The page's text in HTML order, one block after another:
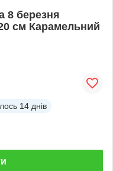
8 березня
см Карамельний
14 днів